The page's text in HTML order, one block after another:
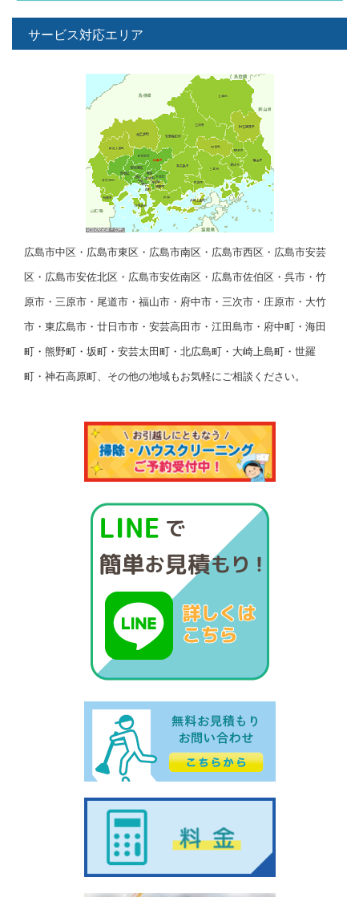
サービス対応エリア
広島市中区・広島市東区・広島市南区・広島市西区・広島市安芸
区・広島市安佐北区・広島市安佐南区・広島市佐伯区・呉市・竹
原市・三原市・尾道市・福山市・府中市・三次市・庄原市・大竹
市・東広島市・廿日市市・安芸高田市・江田島市・府中町・海田
町・熊野町・坂町・安芸太田町・北広島町・大崎上島町・世羅
町・神石高原町、その他の地域もお気軽にご相談ください。